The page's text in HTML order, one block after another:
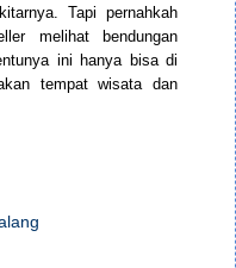
Tapi pernahkah
melihat bendungan
ini hanya bisa di
tempat wisata dan